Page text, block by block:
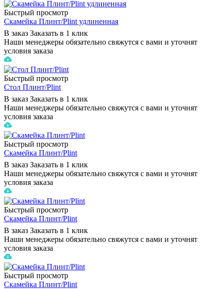
Быстрый просмотр
Скамейка Плинт/Plint удлиненная
В заказ Заказать в 1 клик
Наши менеджеры обязательно свяжутся с вами и уточнят
условия заказа
Быстрый просмотр
Стол Плинт/Plint
В заказ Заказать в 1 клик
Наши менеджеры обязательно свяжутся с вами и уточнят
условия заказа
Быстрый просмотр
Скамейка Плинт/Plint
В заказ Заказать в 1 клик
Наши менеджеры обязательно свяжутся с вами и уточнят
условия заказа
Быстрый просмотр
Скамейка Плинт/Plint
В заказ Заказать в 1 клик
Наши менеджеры обязательно свяжутся с вами и уточнят
условия заказа
Быстрый просмотр
Скамейка Плинт/Plint